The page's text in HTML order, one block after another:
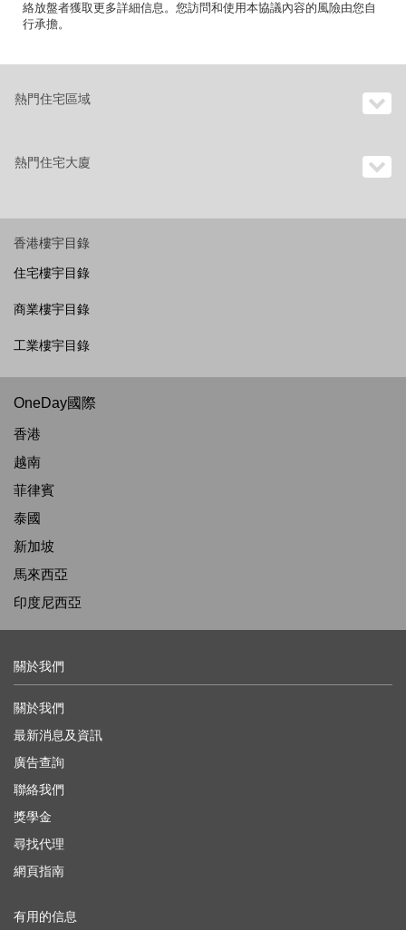
絡放盤者獲取更多詳細信息。您訪問和使用本協議內容的風險由您自
行承擔。
熱門住宅區域
熱門住宅大廈
香港樓宇目錄
住宅樓宇目錄
商業樓宇目錄
工業樓宇目錄
OneDay國際
香港
越南
菲律賓
泰國
新加坡
馬來西亞
印度尼西亞
關於我們
關於我們
最新消息及資訊
廣告查詢
聯絡我們
獎學金
尋找代理
網頁指南
有用的信息